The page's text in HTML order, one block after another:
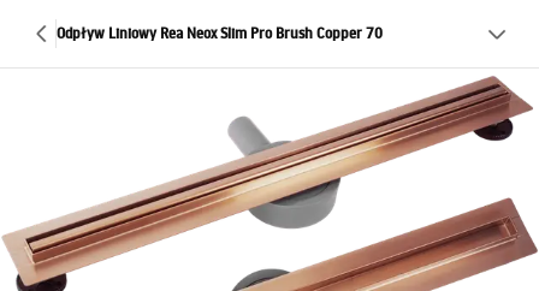
Odpływ Liniowy Rea Neox Slim Pro Brush Copper 70